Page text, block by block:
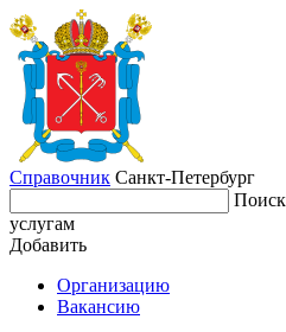
Справочник Санкт-Петербург
услугам
Добавить
Организацию
Вакансию